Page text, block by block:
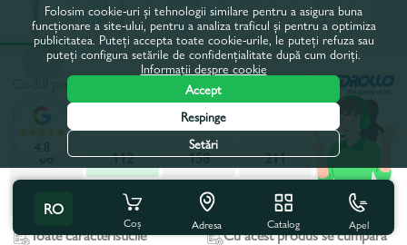
Codul produsului:
49480617WLA
Inaltimea maxima de pompare, m:112
86
112 158 211
Toate caracteristicile
Cu acest produs se cumpără
RO
Coș Adresa Catalog Apel
4.8
Folosim cookie-uri și tehnologii similare pentru a asigura buna
funcționare a site-ului, pentru a analiza traficul și pentru a optimiza
publicitatea. Puteți accepta toate cookie-urile, le puteți refuza sau
puteți configura setările de confidențialitate după cum doriți.
Informații despre cookie
Accept
Respinge
Setări